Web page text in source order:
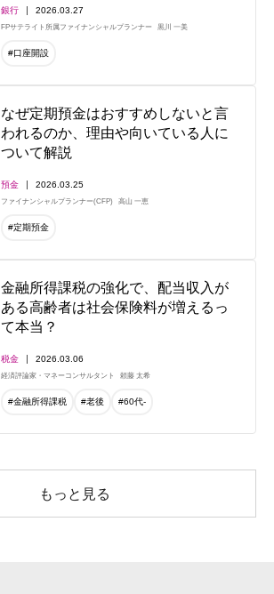
銀行 2026.03.27
FPサテライト所属ファイナンシャルプランナー 黒川 一美
#口座開設
なぜ定期預金はおすすめしないと言
われるのか、理由や向いている人に
ついて解説
預金 2026.03.25
ファイナンシャルプランナー(CFP) 高山 一恵
#定期預金
金融所得課税の強化で、配当収入が
ある高齢者は社会保険料が増えるっ
て本当？
税金 2026.03.06
経済評論家・マネーコンサルタント 頼藤 太希
#金融所得課税 #老後 #60代-
もっと見る